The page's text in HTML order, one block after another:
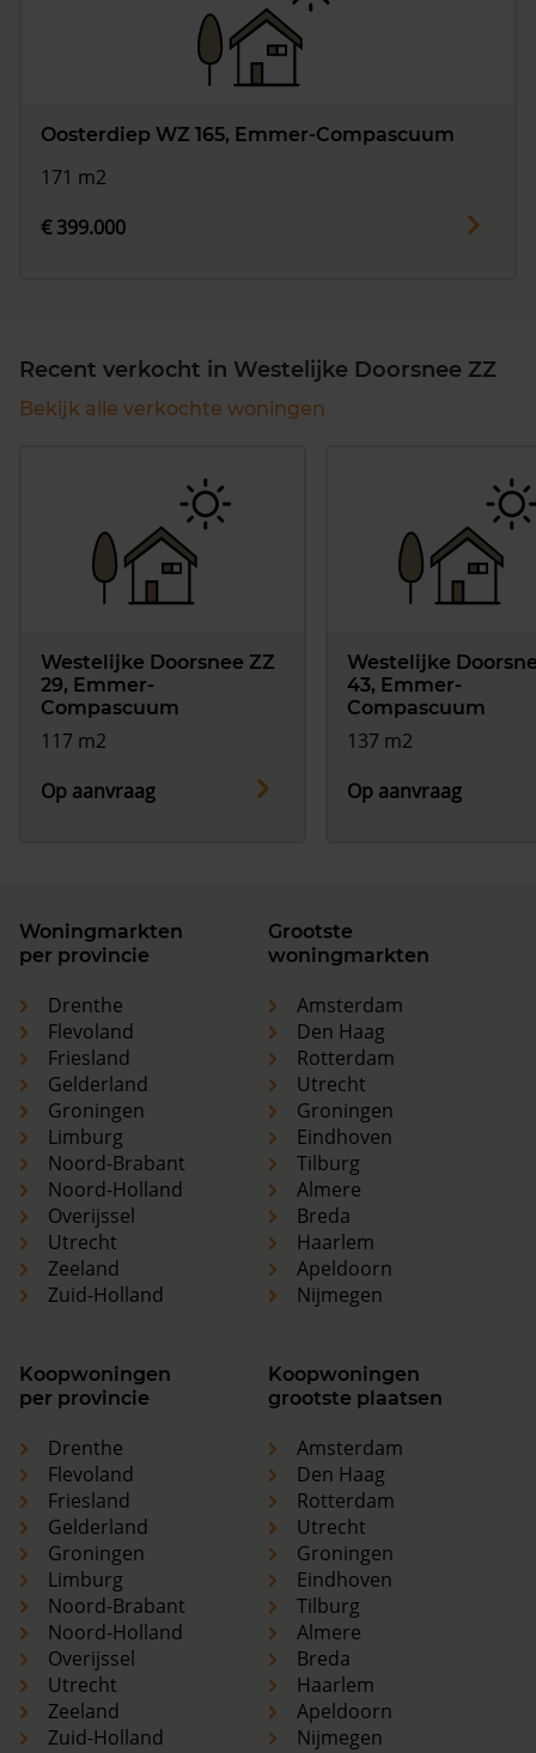
Oosterdiep WZ 165, Emmer-Compascuum
171 m2
€ 399.000
Recent verkocht in Westelijke Doorsnee ZZ
Bekijk alle verkochte woningen
Westelijke Doorsnee ZZ
29, Emmer-
Compascuum
117 m2
Op aanvraag
Westelijke
43, Emmer-
Compascuum
137 m2
Op aanvraag
Woningmarkten
per provincie
Drenthe
Flevoland
Friesland
Gelderland
Groningen
Limburg
Noord-Brabant
Noord-Holland
Overijssel
Utrecht
Zeeland
Zuid-Holland
Grootste
woningmarkten
Amsterdam
Den Haag
Rotterdam
Utrecht
Groningen
Eindhoven
Tilburg
Almere
Breda
Haarlem
Apeldoorn
Nijmegen
Koopwoningen
per provincie
Drenthe
Flevoland
Friesland
Gelderland
Groningen
Limburg
Noord-Brabant
Noord-Holland
Overijssel
Utrecht
Zeeland
Zuid-Holland
Koopwoningen
grootste plaatsen
Amsterdam
Den Haag
Rotterdam
Utrecht
Groningen
Eindhoven
Tilburg
Almere
Breda
Haarlem
Apeldoorn
Nijmegen